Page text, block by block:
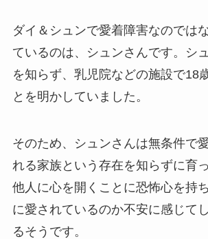
ダイ＆シュンで愛着障害なのでは
ているのは、シュンさんです。シ
を知らず、乳児院などの施設で18
とを明かしていました。
そのため、シュンさんは無条件で
れる家族という存在を知らずに育
他人に心を開くことに恐怖心を持
に愛されているのか不安に感じて
るそうです。